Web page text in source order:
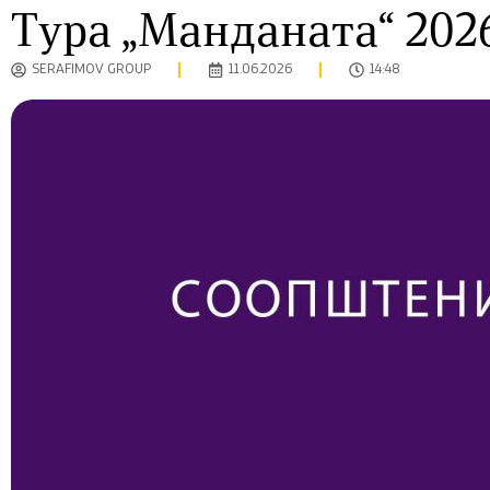
Тура „Манданата“
SERAFIMOV GROUP 11.06.2026 14:48